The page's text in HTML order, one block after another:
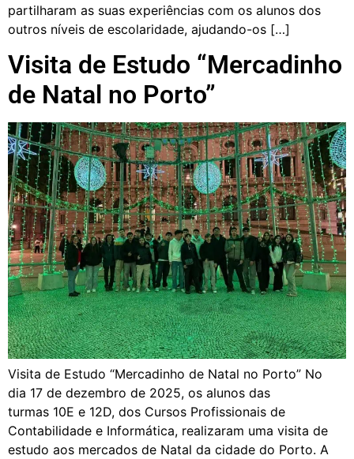
partilharam as suas experiências com os alunos dos
outros níveis de escolaridade, ajudando-os […]
Visita de Estudo “Mercadinho
de Natal no Porto”
Visita de Estudo “Mercadinho de Natal no Porto” No
dia 17 de dezembro de 2025, os alunos das
turmas 10E e 12D, dos Cursos Profissionais de
Contabilidade e Informática, realizaram uma visita de
estudo aos mercados de Natal da cidade do Porto. A